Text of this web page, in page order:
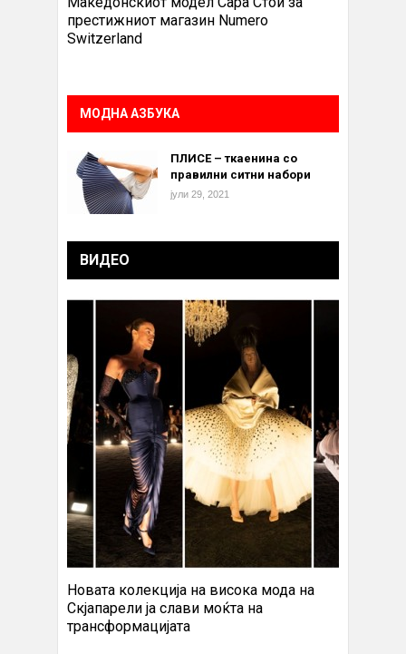
престижниот магазин Numero
Switzerland
МОДНА АЗБУКА
ПЛИСЕ – ткаенина со
правилни ситни набори
јули 29, 2021
ВИДЕО
Новата колекција на висока мода на
Скјапарели ја слави моќта на
трансформацијата